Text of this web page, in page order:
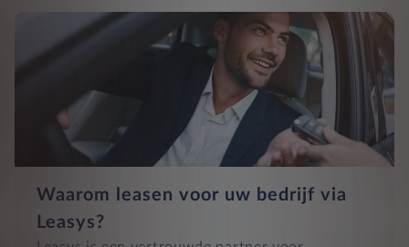
Waarom leasen voor uw bedrijf via
Leasys?